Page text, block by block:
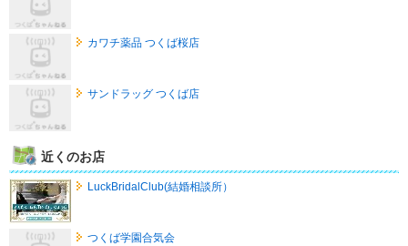
カワチ薬品 つくば桜店
サンドラッグ つくば店
近くのお店
LuckBridalClub(結婚相談所）
つくば学園合気会